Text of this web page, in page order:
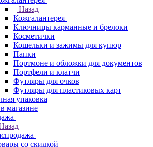
Назад
Кожгалантерея
Ключницы карманные и брелоки
Косметички
Кошельки и зажимы для купюр
Папки
Портмоне и обложки для документов
Портфели и клатчи
Футляры для очков
Футляры для пластиковых карт
упаковка
магазине
со скидкой